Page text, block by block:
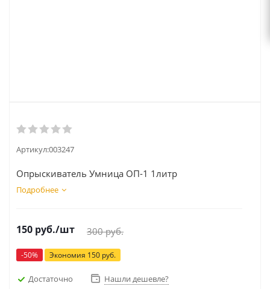
Артикул:003247
Опрыскиватель Умница ОП-1 1литр
Подробнее
150 руб./шт 300руб.
-50% Экономия 150 руб.
Достаточно Нашли дешевле?